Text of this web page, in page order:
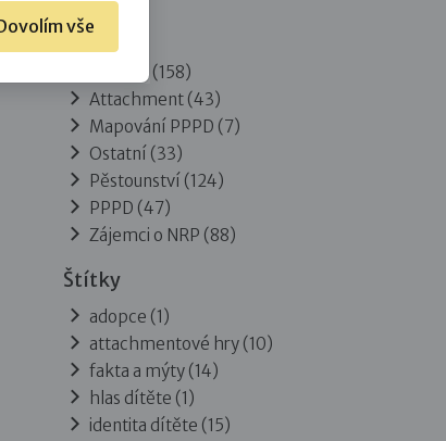
Rubriky
Adopce(158)
Attachment(43)
Mapování PPPD (7)
Ostatní (33)
Pěstounství (124)
PPPD (47)
Zájemci o NRP (88)
Štítky
adopce (1)
attachmentové hry (10)
fakta a mýty (14)
hlas dítěte (1)
identita dítěte (15)
vše